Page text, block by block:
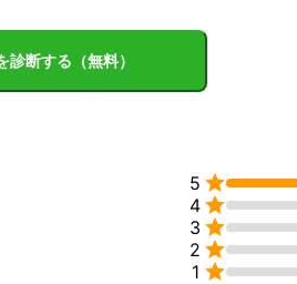
ュニケーションを取りながらの撮影を
てスナップ撮影を15年位しておりまし
診断する（無料）
5 
4 
3 
2 
1 